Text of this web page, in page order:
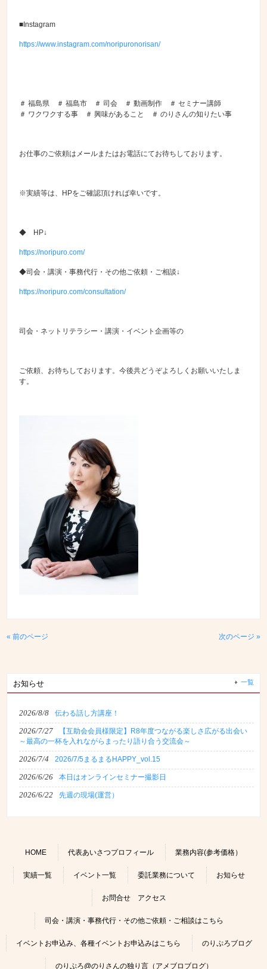
■Instagram
https://www.instagram.com/noripuronorisan/
＃ 福島県 ＃ 福島市 ＃ 司会 ＃ 動画制作 ＃ セミナー講師
＃ ワクワクする事 ＃ 興味があること ＃ のりさんの知りたい事
お仕事のご依頼はメールまたはお電話にてお待ちしております。
※実績等は、HPをご確認頂ければ幸いです。
◆ HP↓
https://noripuro.com/
◆司会・講演・事務代行・その他ご依頼・ご相談↓
https://noripuro.com/consultation/
司会・ネットリテラシー・講演・イベント企画等の
ご依頼、お待ちしております。今後共どうぞよろしくお願いいたしま
す。
« 前のページ 次のページ »
お知らせ 一覧
2026/8/8 伝わる話し方講座！
2026/7/27
【互助会会員様限定】R8年度つながる楽しさ広がる出会い
～最高の一杯を入れながらまったり語り合う交流会～
2026/7/4 2026/7/5まるまるHAPPY_vol.15
2026/6/26 本日はオンラインセミナー撮影日
2026/6/22 先週の現場(運営）
HOME 代表あいさつプロフィール 業務内容(参考価格）
実績一覧 イベント一覧 委託業務について お知らせ
お問合せ アクセス
司会・講演・事務代行・その他ご依頼・ご相談はこちら
イベントお申込み、各種イベントお申込みはこちら のりぷろブログ
のりぷろ@のりさんの独り言（アメブロブログ）